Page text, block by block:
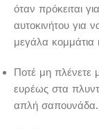
όταν πρόκειται
αυτοκινήτου για
μεγάλα κομμάτια
Ποτέ μη πλένετε
ευρέως στα
απλή σαπουνάδα.